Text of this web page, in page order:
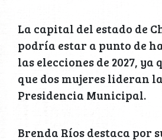
La capital del estado de
podría estar a punto de
las elecciones de 2027,
que dos mujeres lideran
Presidencia Municipal.
Brenda Ríos destaca por